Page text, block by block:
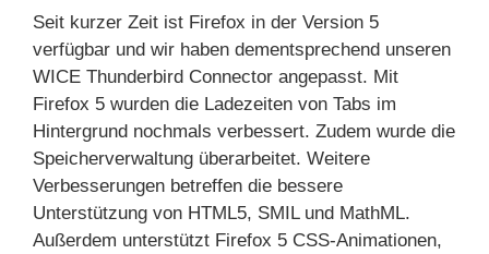
Seit kurzer Zeit ist Firefox in der Version 5
verfügbar und wir haben dementsprechend unseren
WICE Thunderbird Connector angepasst. Mit
Firefox 5 wurden die Ladezeiten von Tabs im
Hintergrund nochmals verbessert. Zudem wurde die
Speicherverwaltung überarbeitet. Weitere
Verbesserungen betreffen die bessere
Unterstützung von HTML5, SMIL und MathML.
Außerdem unterstützt Firefox 5 CSS-Animationen,